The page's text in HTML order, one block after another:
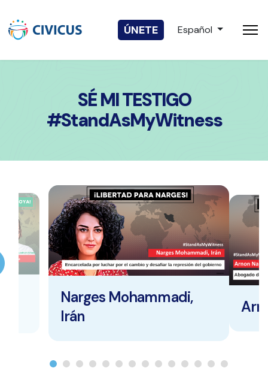
ÚNETE Seleccione su
Español
SÉ MI TESTIGO
#StandAsMyWitness
Narges Mohammadi,
Irán